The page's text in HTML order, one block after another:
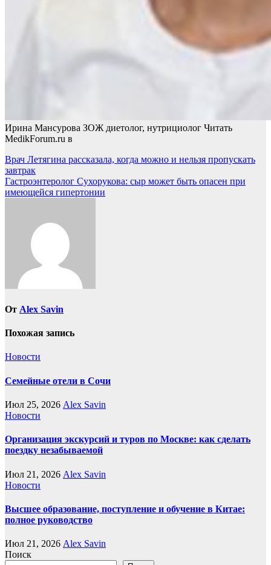
Ирина Мансурова ЗОЖ диетолог, нутрициолог Читать
MedikForum.ru в
Навигация
по
записям
Врач Летягина рассказала, когда можно и нельзя пропускать
завтрак
Гастроэнтеролог Сухорукова: сыр может быть опасен при
имеющейся гипертонии
От Alex Savin
Похожая запись
Новости
Семейные отели в Сочи
Июл 25, 2026 Alex Savin
Новости
Организация экскурсий и туров по Москве: как сделать
поездку незабываемой
Июл 21, 2026 Alex Savin
Новости
Высшее образование, поступление и обучение в Китае:
полное руководство
Июл 21, 2026 Alex Savin
Поиск